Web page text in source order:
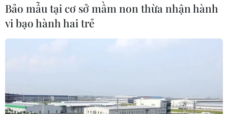
Hà Nội tăng tốc thi công
đường Vành đai 1 đoạn Hoàng Cầu-
Đồng Nai yêu cầu đẩy nhanh tiến độ
dự án kết nối vùng, sân bay Long
Bảo mẫu tại cơ sở mầm non thừa nhận hành
vi bạo hành hai trẻ